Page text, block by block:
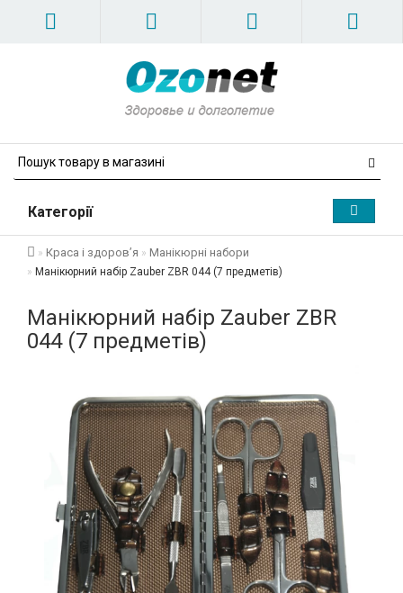
Категорії
Краса і здоров’я Манікюрні набори
Манікюрний набір Zauber ZBR 044 (7 предметів)
Манікюрний набір Zauber ZBR
044 (7 предметів)